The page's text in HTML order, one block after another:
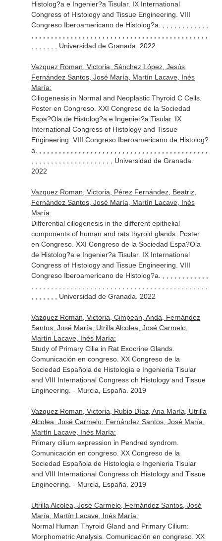
Histolog?a e Ingenier?a Tisular. IX International
Congress of Histology and Tissue Engineering. VIII
Congreso Iberoamericano de Histolog?a. , , , , , , , , , , , ,
, , , , , , , Universidad de Granada. 2022
Vazquez Roman, Victoria, Sánchez López, Jesús,
Fernández Santos, José María, Martín Lacave, Inés
María:
Ciliogenesis in Normal and Neoplastic Thyroid C Cells.
Poster en Congreso. XXI Congreso de la Sociedad
Espa?Ola de Histolog?a e Ingenier?a Tisular. IX
International Congress of Histology and Tissue
Engineering. VIII Congreso Iberoamericano de Histolog?
a. , , , , , , , , , , , , , , , , , , , , , , , , , , , , , , , , , , , , , , , , , , ,
, , , , , , , , , , , , , , , , , , , , , Universidad de Granada.
2022
Vazquez Roman, Victoria, Pérez Fernández, Beatriz,
Fernández Santos, José María, Martín Lacave, Inés
María:
Differential ciliogenesis in the different epithelial
components of human and rats thyroid glands. Poster
en Congreso. XXI Congreso de la Sociedad Espa?Ola
de Histolog?a e Ingenier?a Tisular. IX International
Congress of Histology and Tissue Engineering. VIII
Congreso Iberoamericano de Histolog?a. , , , , , , , , , , , ,
, , , , , , , Universidad de Granada. 2022
Vazquez Roman, Victoria, Cimpean, Anda, Fernández
Santos, José María, Utrilla Alcolea, José Carmelo,
Martín Lacave, Inés María:
Study of Primary Cilia in Rat Exocrine Glands.
Comunicación en congreso. XX Congreso de la
Sociedad Española de Histologia e Ingenieria Tisular
and VIII International Congress oh Histology and Tissue
Engineering. - Murcia, España. 2019
Vazquez Roman, Victoria, Rubio Díaz, Ana María, Utrilla
Alcolea, José Carmelo, Fernández Santos, José María,
Martín Lacave, Inés María:
Primary cilium expression in Pendred syndrom.
Comunicación en congreso. XX Congreso de la
Sociedad Española de Histologia e Ingenieria Tisular
and VIII International Congress oh Histology and Tissue
Engineering. - Murcia, España. 2019
Utrilla Alcolea, José Carmelo, Fernández Santos, José
María, Martín Lacave, Inés María:
Normal Human Thyroid Gland and Primary Cilium:
Morphometric Analysis. Comunicación en congreso. XX